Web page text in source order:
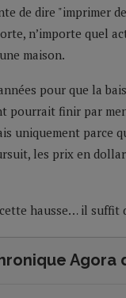
de dire "imprimer
n’importe quel
maison.
pour que la
pourrait finir par
uniquement parce
les prix en
hausse… il suffit